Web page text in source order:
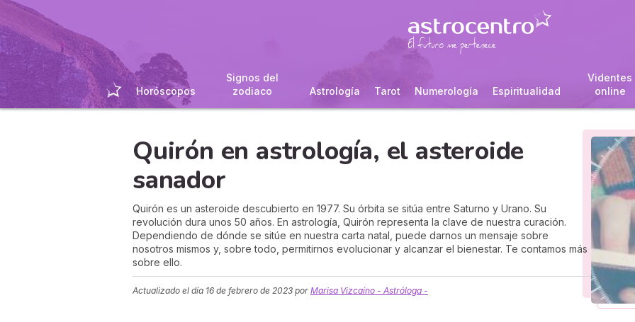
Horóscopos
Signos del
zodiaco
Astrología Tarot Numerología Espiritualidad
Videntes
online
Quirón en astrología, el asteroide
sanador
Quirón es un asteroide descubierto en 1977. Su órbita se sitúa entre Saturno y Urano. Su
revolución dura unos 50 años. En astrología, Quirón representa la clave de nuestra curación.
Dependiendo de dónde se sitúe en nuestra carta natal, puede darnos un mensaje sobre
nosotros mismos y, sobre todo, permitirnos evolucionar y alcanzar el bienestar. Te contamos más
sobre ello.
Actualizado el día 16 de febrero de 2023 por Marisa Vizcaíno - Astróloga -